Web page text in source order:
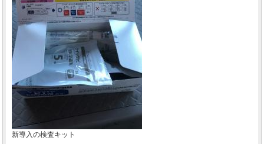
新導入の検査キット